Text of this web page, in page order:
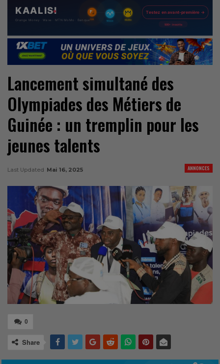
Lancement simultané des
Olympiades des Métiers de
Guinée : un tremplin pour les
jeunes talents
ANNONCES
Last Updated Mai 16, 2025
0
Share